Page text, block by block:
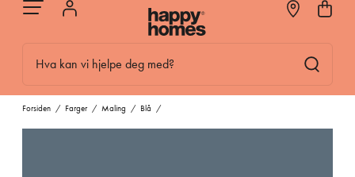
Hva kan vi hjelpe deg med?
Forsiden / Farger / Maling / Blå /